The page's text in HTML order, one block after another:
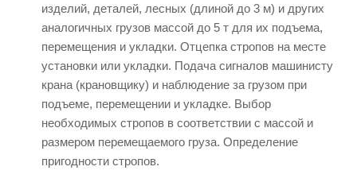
изделий, деталей, лесных (длиной до 3 м) и других
аналогичных грузов массой до 5 т для их подъема,
перемещения и укладки. Отцепка стропов на месте
установки или укладки. Подача сигналов машинисту
крана (крановщику) и наблюдение за грузом при
подъеме, перемещении и укладке. Выбор
необходимых стропов в соответствии с массой и
размером перемещаемого груза. Определение
пригодности стропов.